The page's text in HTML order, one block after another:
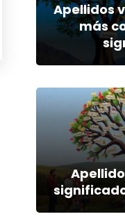
Apellidos
más